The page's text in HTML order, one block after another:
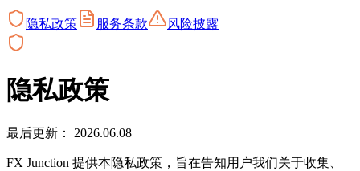
隐私政策 服务条款 风险披露
隐私政策
最后更新： 2026.06.08
FX Junction 提供本隐私政策，旨在告知用户我们关于收集、